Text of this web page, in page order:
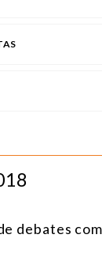
debates